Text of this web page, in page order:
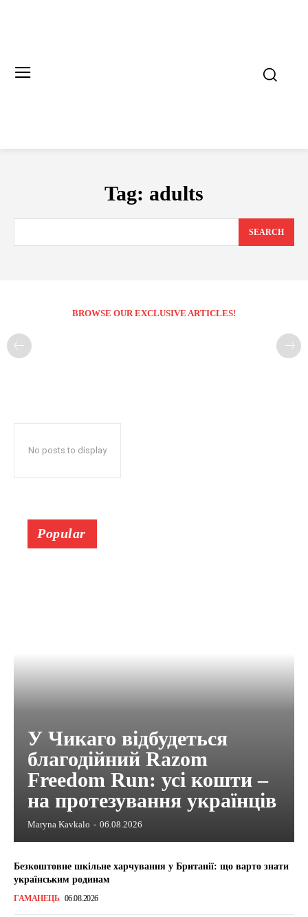
Tag: adults
SEARCH
BROWSE OUR EXCLUSIVE ARTICLES!
No posts to display
Popular
У Чикаго відбудеться
благодійний Razom
Freedom Run: усі кошти –
на протезування українців
Maryna Kavkalo - 06.08.2026
Безкоштовне шкільне харчування у Британії: що варто знати
українським родинам
ГАМАНЕЦЬ 06.08.2026